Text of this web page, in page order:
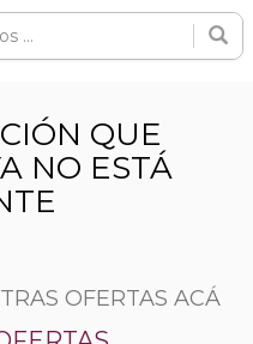
QUE
NO ESTÁ
OFERTAS ACÁ